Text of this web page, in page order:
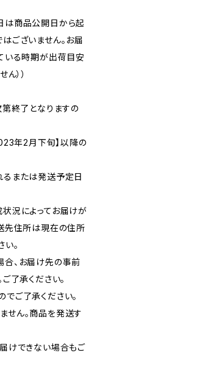
は商品公開日から起
ございません。お届
いる時期が出荷目安
））
第終了となりますの
年2月下旬】以降の
または発送予定日
況によってお届けが
先住所は現在の住所
。
、お届け先の事前
了承ください。
ご了承ください。
ん。商品を発送す
けできない場合もご